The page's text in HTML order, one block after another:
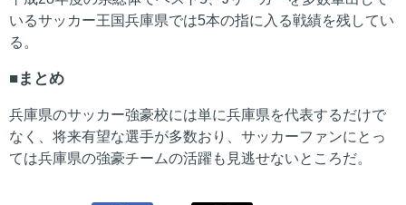
いるサッカー王国兵庫県では5本の指に入る戦績を残してい
る。
まとめ
兵庫県のサッカー強豪校には単に兵庫県を代表するだけで
なく、将来有望な選手が多数おり、サッカーファンにとっ
ては兵庫県の強豪チームの活躍も見逃せないところだ。